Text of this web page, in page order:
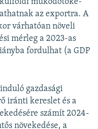
működőtőke-
az exportra. A
várhatóan növeli
mérleg a 2023-as
fordulhat (a GDP
gazdasági
iránti kereslet és a
számít 2024-
növekedése, a